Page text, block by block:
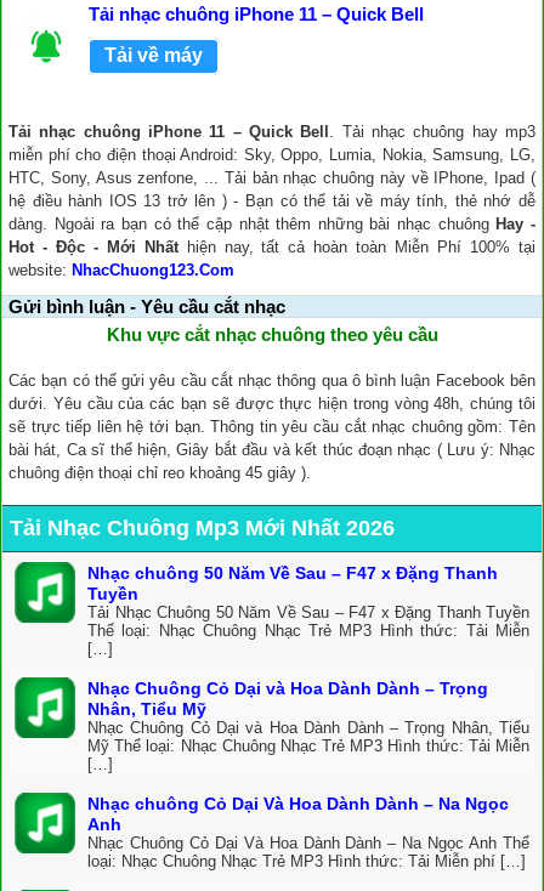
Tải nhạc chuông iPhone 11 – Quick Bell
Tải về máy
Tải nhạc chuông iPhone 11 – Quick Bell . Tải nhạc chuông hay mp3
miễn phí cho điện thoại Android: Sky, Oppo, Lumia, Nokia, Samsung, LG,
HTC, Sony, Asus zenfone, ... Tải bản nhạc chuông này về IPhone, Ipad (
hệ điều hành IOS 13 trở lên ) - Bạn có thể tải về máy tính, thẻ nhớ dễ
dàng. Ngoài ra bạn có thể cập nhật thêm những bài nhạc chuông Hay -
Hot - Độc - Mới Nhấthiện nay, tất cả hoàn toàn Miễn Phí 100% tại
website: NhacChuong123.Com
Gửi bình luận - Yêu cầu cắt nhạc
Khu vực cắt nhạc chuông theo yêu cầu
Các bạn có thể gửi yêu cầu cắt nhạc thông qua ô bình luận Facebook bên
dưới. Yêu cầu của các bạn sẽ được thực hiện trong vòng 48h, chúng tôi
sẽ trực tiếp liên hệ tới bạn. Thông tin yêu cầu cắt nhạc chuông gồm: Tên
bài hát, Ca sĩ thể hiện, Giây bắt đầu và kết thúc đoạn nhạc ( Lưu ý: Nhạc
chuông điện thoại chỉ reo khoảng 45 giây ).
Tải Nhạc Chuông Mp3 Mới Nhất 2026
Nhạc chuông 50 Năm Về Sau – F47 x Đặng Thanh
Tuyền
Tải Nhạc Chuông 50 Năm Về Sau – F47 x Đặng Thanh Tuyền
Thể loại: Nhạc Chuông Nhạc Trẻ MP3 Hình thức: Tải Miễn
[…]
Nhạc Chuông Cỏ Dại và Hoa Dành Dành – Trọng
Nhân, Tiểu Mỹ
Nhạc Chuông Cỏ Dại và Hoa Dành Dành – Trọng Nhân, Tiểu
Mỹ Thể loại: Nhạc Chuông Nhạc Trẻ MP3 Hình thức: Tải Miễn
[…]
Nhạc chuông Cỏ Dại Và Hoa Dành Dành – Na Ngọc
Anh
Nhạc Chuông Cỏ Dại Và Hoa Dành Dành – Na Ngọc Anh Thể
loại: Nhạc Chuông Nhạc Trẻ MP3 Hình thức: Tải Miễn phí […]